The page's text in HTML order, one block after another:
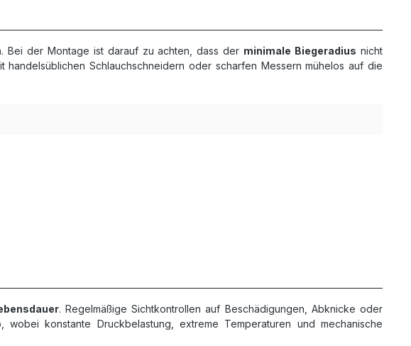
Bei der Montage ist darauf zu achten, dass der minimale Biegeradius nicht
Schlauchschneidern oder scharfen Messern mühelos auf die
. Regelmäßige Sichtkontrollen auf Beschädigungen, Abknicke oder
konstante Druckbelastung, extreme Temperaturen und mechanische